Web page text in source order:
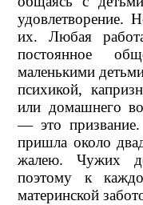
удовлетворение.
их. Любая
постоянное
маленькими
психикой,
или домашнего
— это
пришла около
жалею. Чужих
поэтому к
материнской